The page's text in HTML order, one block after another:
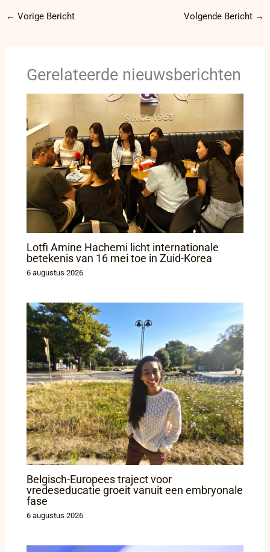
← Vorige Bericht Volgende Bericht →
Gerelateerde nieuwsberichten
Lotfi Amine Hachemi licht internationale
betekenis van 16 mei toe in Zuid-Korea
6 augustus 2026
Belgisch-Europees traject voor
vredeseducatie groeit vanuit een embryonale
fase
6 augustus 2026